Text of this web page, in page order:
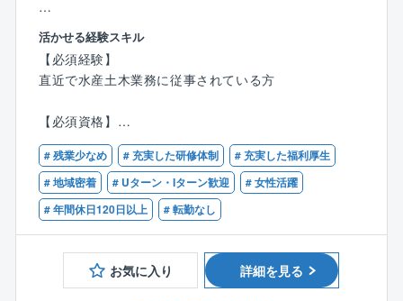
◎柔軟な働き方
部署によって多少の差はございますが、週2回程度の在
また、フレックスタイム制も導入しており、個人に合
った働き方を推奨しております。
◎水産土木・港湾に強み
同社は水産土木・港湾に強みを持っており、同分野に
関しましては非常に高い技術力を持っております。
計画・設計・施工・維持管理それぞれの専門家が在籍
しております。
【業務内容】
◇漁港・海岸保全施設の設計
◇施工計画・積算（漁港、海岸保全施設の新規整備や
補修工事）
◇波浪変形計算、津波・高潮シミュレーションや漂砂
等の解析業務
【同社が携わる分野について】
■橋梁
■河川
■砂防及び海岸・海洋及び空港
活かせる経験スキル
【必須経験】
直近で水産土木業務に従事されている方
【必須資格】
技術士（水産部門もしくは建設部門：港湾及び空港）
# 残業少なめ # 充実した研修体制
# 充実した福利厚生
# 地域密着
# Uターン・Iターン歓迎
# 女性活躍
# 年間休日120日以上
# 転勤なし
お気に入り 詳細を見る